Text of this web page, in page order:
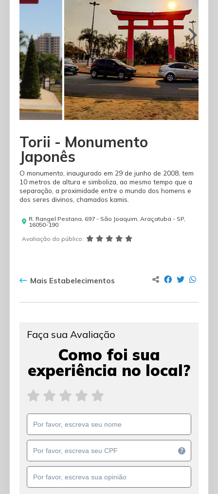
Torii - Monumento
Japonês
O monumento, inaugurado em 29 de junho de 2008, tem
10 metros de altura e simboliza, ao mesmo tempo que a
separação, a proximidade entre o mundo dos homens e
dos seres divinos, chamados kamis.
R. Rangel Pestana, 697 - São Joaquim, Araçatuba - SP,
16050-190
Avaliação do público:
Mais Estabelecimentos
Faça sua Avaliação
Como foi sua
experiência no local?
?